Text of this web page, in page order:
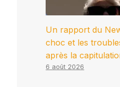
Un rapport du
choc et les
après la
6 août 2026